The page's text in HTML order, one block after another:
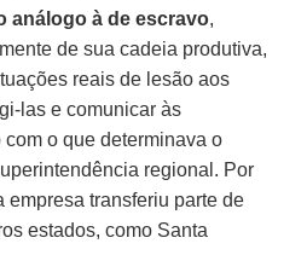
análogo à de escravo,
de sua cadeia produtiva,
reais de lesão aos
las e comunicar às
o que determinava o
regional. Por
empresa transferiu parte de
estados, como Santa